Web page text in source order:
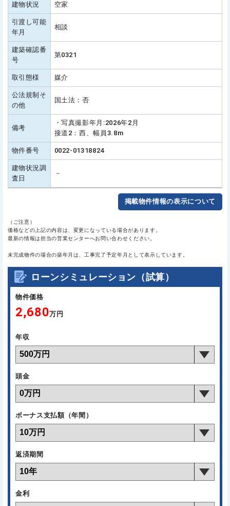
建物状況 空家
引渡し可能
年月
相談
建築確認番
号
第0321
取引態様 媒介
公法規制そ
の他
国土法：否
備考
・写真撮影年月:2026年2月
接道2：西、幅員3.8m
物件番号 0022-01318824
建物状況調
査日
－
掲載物件情報の表示について
（ご注意）
価格などの上記の内容は、変更になっている場合があります。
最新の情報は担当の営業センターへお問い合わせください。
未完成物件の場合の築年月は、工事完了予定年月として表示しています。
ローンシミュレーション（試算）
物件価格
2,680万円
年収
頭金
ボーナス支払額（年間）
返済期間
金利